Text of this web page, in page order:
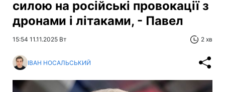
силою на російські провокації з
дронами і літаками, - Павел
15:54 11.11.2025 Вт 2 хв
ІВАН НОСАЛЬСЬКИЙ